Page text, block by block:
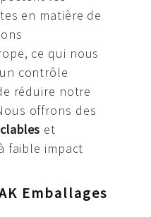
en matière de
ce qui nous
contrôle
réduire notre
offrons des
et
faible impact
Emballages